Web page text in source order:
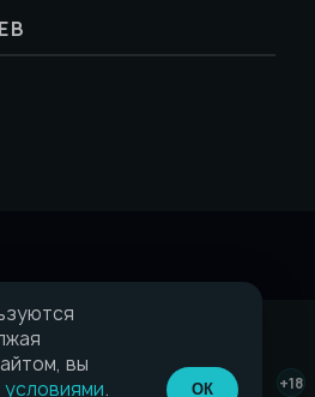
+18
вы
условиями. ОК